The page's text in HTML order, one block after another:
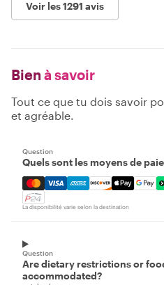
Voir les 1291 avis
Bien à savoir
Tout ce que tu dois savoir
et agréable.
Question
Quels sont les moyens de
Mastercard, Visa, Amex,
La disponibilité varie selon la destination
Question
Are dietary restrictions or
accommodated?